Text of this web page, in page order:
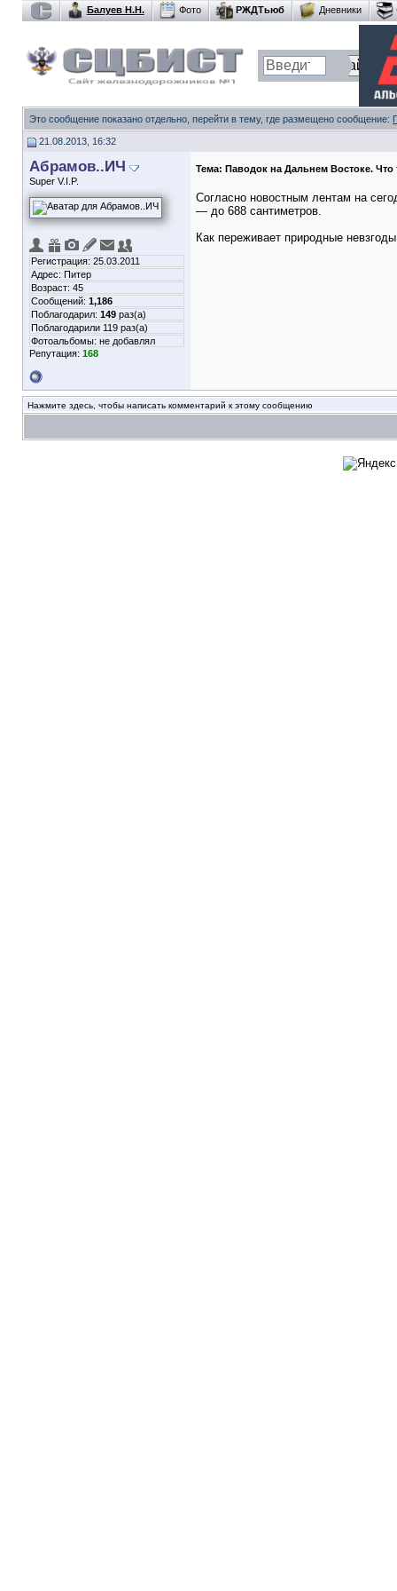
Балуев Н.Н. Фото РЖДТьюб Дневники
Это сообщение показано отдельно, перейти в тему, где размещено сообщение:
21.08.2013, 16:32
Абрамов..ИЧ
Super V.I.P.
Регистрация: 25.03.2011
Адрес: Питер
Возраст: 45
Сообщений: 1,186
Поблагодарил: 149 раз(а)
Поблагодарили 119 раз(а)
Фотоальбомы: не добавлял
Репутация: 168
Тема: Паводок на Дальнем Востоке. Что
Согласно новостным лентам на
— до 688 сантиметров.
Как переживает природные
Нажмите здесь, чтобы написать комментарий к этому сообщению